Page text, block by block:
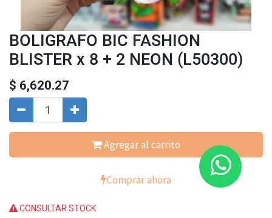
BOLIGRAFO BIC FASHION
BLISTER x 8 + 2 NEON (L50300)
$ 6,620.27
Agregar al carrito
Comprar ahora
CONSULTAR STOCK